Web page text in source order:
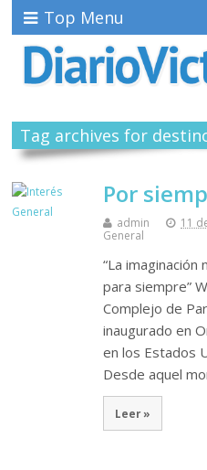
Top Menu
Tag archives for
Por
admin 11
General
“La
para siempre”
Complejo de
inaugurado en
en los Estados
Desde aquel
Leer »